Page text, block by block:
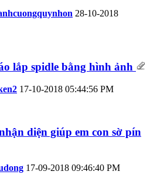
28-10-2018
lắp spidle bằng hình ảnh
17-10-2018 05:44:56 PM
diện giúp em con sờ pín
17-09-2018 09:46:40 PM